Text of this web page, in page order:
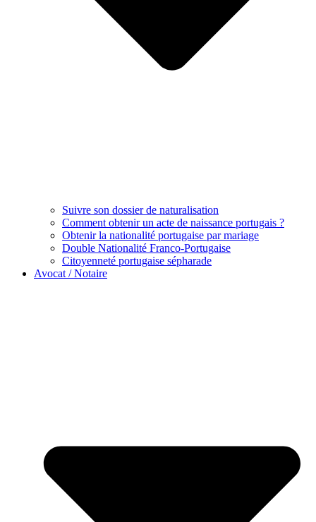
Suivre son dossier de naturalisation
Comment obtenir un acte de naissance portugais ?
Obtenir la nationalité portugaise par mariage
Double Nationalité Franco-Portugaise
Citoyenneté portugaise sépharade
Avocat / Notaire